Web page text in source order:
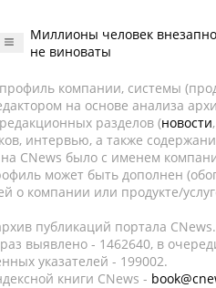
Миллионы человек
не виноваты
компании, системы
на основе анализа
разделов (новости
интервью, а также
CNews было с именем
может быть дополнен
о компании или продукте/
публикаций портала
выявлено - 1462640, в
указателей - 199002.
книги CNews -